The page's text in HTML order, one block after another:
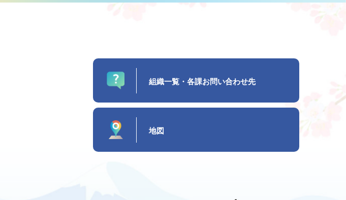
組織一覧・各課お問い合わせ先
地図